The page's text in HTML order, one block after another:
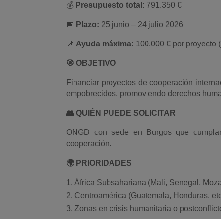
💰 Presupuesto total: 791.350 €
📅 Plazo: 25 junio – 24 julio 2026
📌 Ayuda máxima: 100.000 € por proyecto
🎯 OBJETIVO
Financiar proyectos de cooperación
empobrecidos, promoviendo derechos
👥 QUIÉN PUEDE SOLICITAR
ONGD con sede en Burgos que
cooperación.
🌍 PRIORIDADES
África Subsahariana (Mali, Senegal,
Centroamérica (Guatemala, Honduras,
Zonas en crisis humanitaria o